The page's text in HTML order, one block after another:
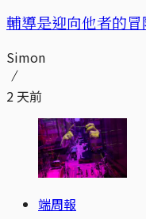
輔導是迎向他者的
Simon
2 天前
端周報